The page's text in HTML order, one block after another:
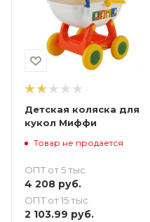
Детская коляска для
кукол Миффи
Товар не продается
ОПТ от 5 тыс.
4 208 руб.
ОПТ от 15 тыс.
2 103.99 руб.